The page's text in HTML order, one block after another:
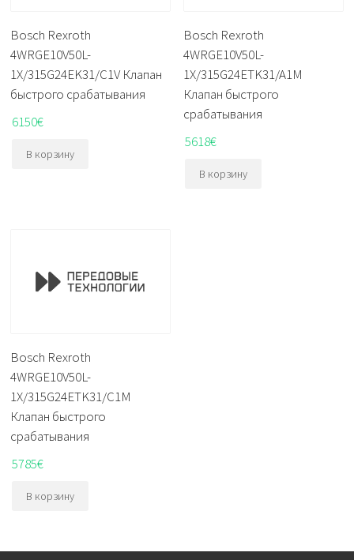
Bosch Rexroth
4WRGE10V50L-
1X/315G24EK31/C1V Клапан
быстрого срабатывания
6150€
В корзину
Bosch Rexroth
4WRGE10V50L-
1X/315G24ETK31/A1M
Клапан быстрого
срабатывания
5618€
В корзину
Bosch Rexroth
4WRGE10V50L-
1X/315G24ETK31/C1M
Клапан быстрого
срабатывания
5785€
В корзину